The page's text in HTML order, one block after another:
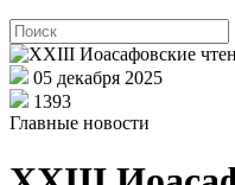
05 декабря 2025
1393
Главные новости